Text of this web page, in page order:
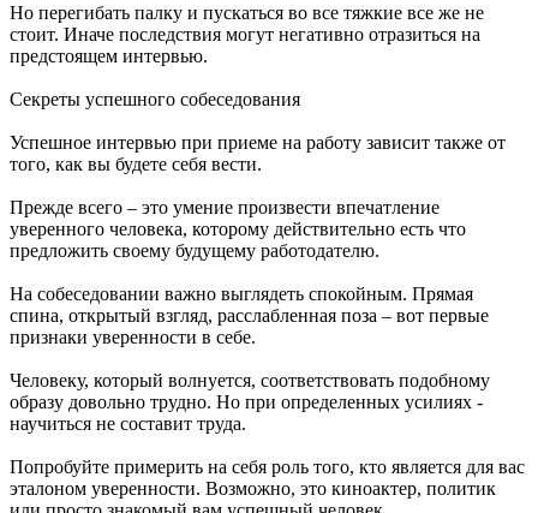
Но перегибать палку и пускаться во все тяжкие все же не
стоит. Иначе последствия могут негативно отразиться на
предстоящем интервью.
Секреты успешного собеседования
Успешное интервью при приеме на работу зависит также от
того, как вы будете себя вести.
Прежде всего – это умение произвести впечатление
уверенного человека, которому действительно есть что
предложить своему будущему работодателю.
На собеседовании важно выглядеть спокойным. Прямая
спина, открытый взгляд, расслабленная поза – вот первые
признаки уверенности в себе.
Человеку, который волнуется, соответствовать подобному
образу довольно трудно. Но при определенных усилиях -
научиться не составит труда.
Попробуйте примерить на себя роль того, кто является для вас
эталоном уверенности. Возможно, это киноактер, политик